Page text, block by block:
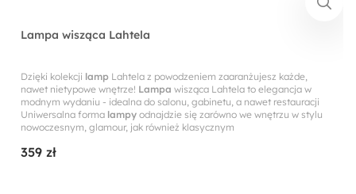
Lampa wisząca Lahtela
Dzięki kolekcji lamp Lahtela z powodzeniem zaaranżujesz każde,
nawet nietypowe wnętrze! Lampa wisząca Lahtela to elegancja w
modnym wydaniu - idealna do salonu, gabinetu, a nawet restauracji
Uniwersalna forma lampy odnajdzie się zarówno we wnętrzu w stylu
nowoczesnym, glamour, jak również klasycznym
359 zł